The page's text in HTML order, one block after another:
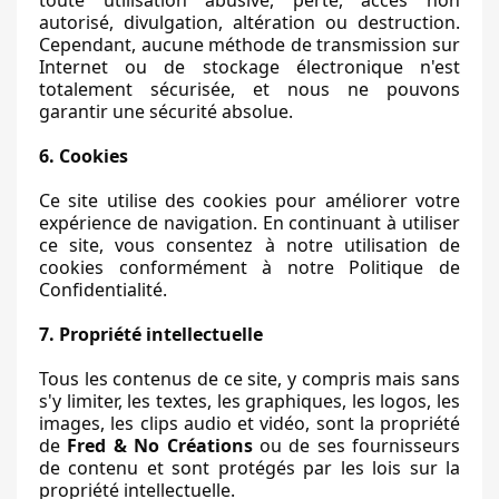
autorisé, divulgation, altération ou destruction.
Cependant, aucune méthode de transmission sur
Internet ou de stockage électronique n'est
totalement sécurisée, et nous ne pouvons
garantir une sécurité absolue.
6. Cookies
Ce site utilise des cookies pour améliorer votre
expérience de navigation. En continuant à utiliser
ce site, vous consentez à notre utilisation de
cookies conformément à notre Politique de
Confidentialité.
7. Propriété intellectuelle
Tous les contenus de ce site, y compris mais sans
s'y limiter, les textes, les graphiques, les logos, les
images, les clips audio et vidéo, sont la propriété
de Fred & No Créationsou de ses fournisseurs
de contenu et sont protégés par les lois sur la
propriété intellectuelle.